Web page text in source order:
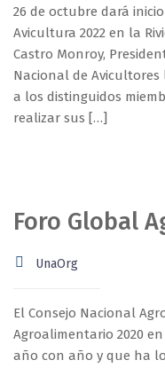
26 de octubre dará
Avicultura 2022 en la
Castro Monroy,
Nacional de
a los distinguidos
realizar sus […]
Foro Global
UnaOrg
El Consejo Nacional
Agroalimentario 2020
año con año y que ha